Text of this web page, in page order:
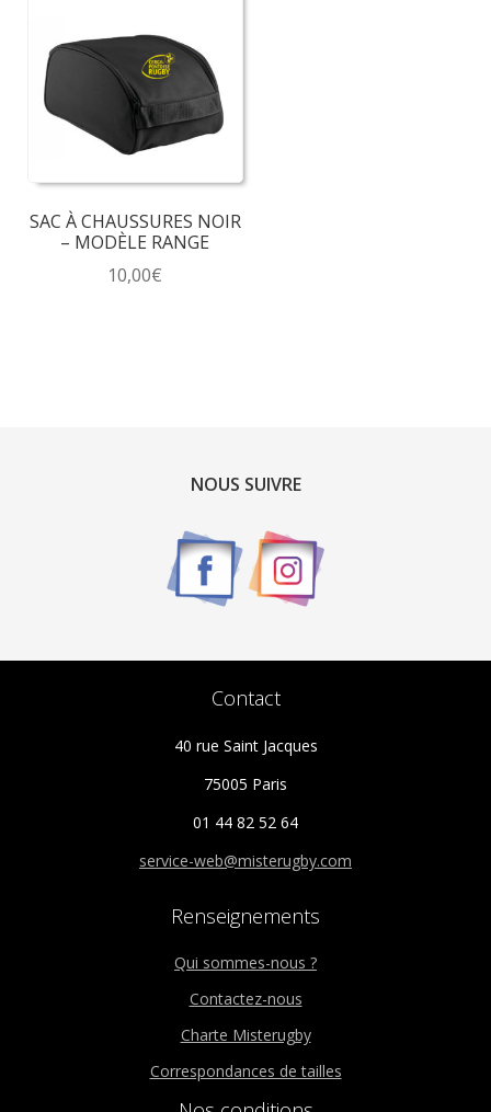
SAC À CHAUSSURES NOIR
– MODÈLE RANGE
10,00€
NOUS SUIVRE
Contact
40 rue Saint Jacques
75005 Paris
01 44 82 52 64
service-web@misterugby.com
Renseignements
Qui sommes-nous ?
Contactez-nous
Charte Misterugby
Correspondances de tailles